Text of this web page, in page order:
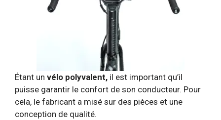
Étant un vélo polyvalent, il est important qu’il
puisse garantir le confort de son conducteur. Pour
cela, le fabricant a misé sur des pièces et une
conception de qualité.